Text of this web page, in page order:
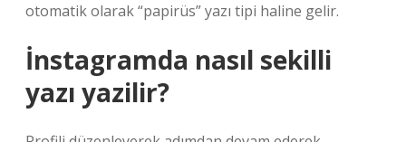
otomatik olarak “papirüs” yazı tipi haline gelir.
İnstagramda nasıl sekilli
yazı yazilir?